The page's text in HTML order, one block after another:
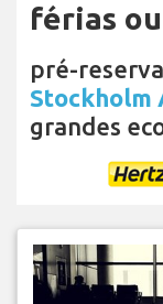
férias
pré-reserva
Stockholm
grandes